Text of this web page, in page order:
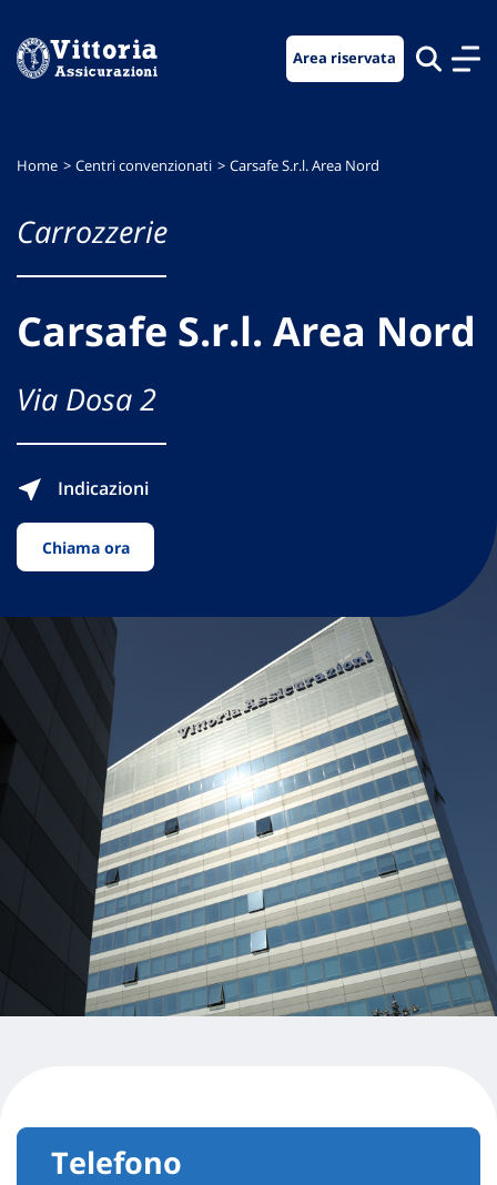
menu
contenuto
footer
Area riservata
Home Centri convenzionati Carsafe S.r.l. Area Nord
Carrozzerie
Carsafe S.r.l. Area Nord
Via Dosa 2
Indicazioni
Chiama ora
Telefono